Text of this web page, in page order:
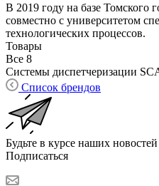
В 2019 году на базе Томского
совместно с университетом
технологических процессов.
Товары
Все 8
Системы диспетчеризации
Список брендов
Будьте в курсе наших новостей
Подписаться